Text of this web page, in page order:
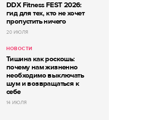
DDX Fitness FEST 2026:
гид для тех, кто не хочет
пропустить ничего
20 ИЮЛЯ
НОВОСТИ
Тишина как роскошь:
почему нам жизненно
необходимо выключать
шум и возвращаться к
себе
14 ИЮЛЯ